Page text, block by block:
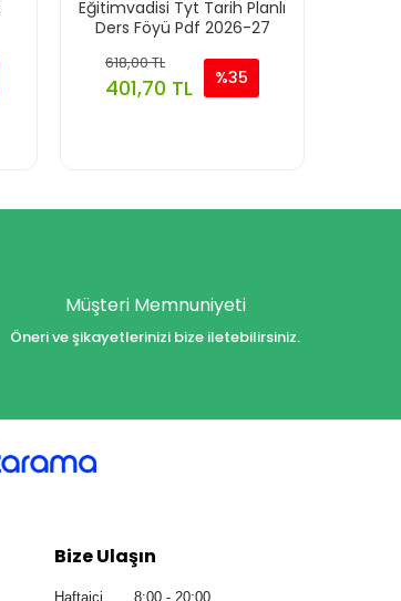
Eğitimvadisi Tyt Tarih Planlı
Ders Föyü Pdf 2026-27
618,00 TL
401,70 TL %35
Müşteri Memnuniyeti
Öneri ve şikayetlerinizi bize iletebilirsiniz.
Bize Ulaşın
Haftaiçi 8:00 - 20:00